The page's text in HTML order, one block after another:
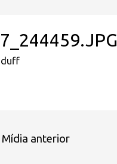
Mídia anterior